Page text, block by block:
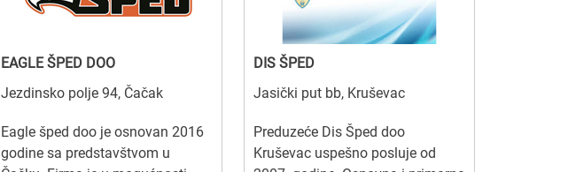
EAGLE ŠPED DOO
Jezdinsko polje 94, Čačak
Eagle šped doo je osnovan 2016
godine sa predstavštvom u
DIS ŠPED
Jasički put bb, Kruševac
Preduzeće Dis Šped doo
Kruševac uspešno posluje od